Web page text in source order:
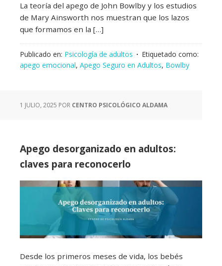
La teoría del apego de John Bowlby y los estudios
de Mary Ainsworth nos muestran que los lazos
que formamos en la […]
Publicado en: Psicología de adultos
Etiquetado como:
apego emocional, Apego Seguro en Adultos, Bowlby
1 JULIO, 2025 POR CENTRO PSICOLÓGICO ALDAMA
Apego desorganizado en adultos:
claves para reconocerlo
Desde los primeros meses de vida, los bebés